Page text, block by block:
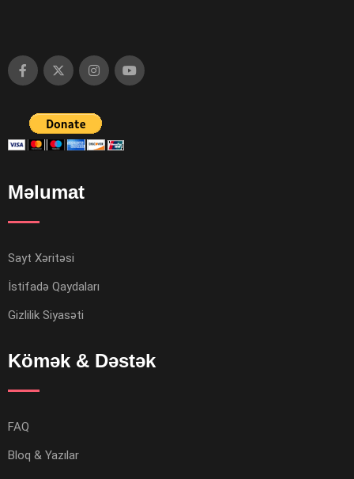
Məlumat
Sayt Xəritəsi
İstifadə Qaydaları
Gizlilik Siyasəti
Kömək & Dəstək
FAQ
Bloq & Yazılar